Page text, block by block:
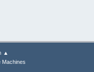
▲
Machines